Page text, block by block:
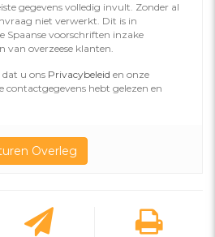
gegevens volledig invult. Zonder al
niet verwerkt. Dit is in
Spaanse voorschriften inzake
van overzeese klanten.
u ons Privacybeleid en onze
contactgegevens hebt gelezen en